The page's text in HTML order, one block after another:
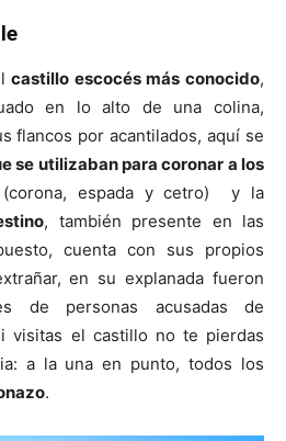
castillo escocés más conocido,
en lo alto de una colina,
flancos por acantilados, aquí se
se utilizaban para coronar a los
espada y cetro) y la
, también presente en las
cuenta con sus propios
en su explanada fueron
de personas acusadas de
visitas el castillo no te pierdas
a la una en punto, todos los
.